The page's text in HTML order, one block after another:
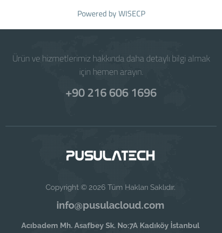
Powered byWISECP
Ürün ve hizmetlerimiz hakkında daha detaylı bilgi almak
için hemen arayın.
+90 216 606 1696
Copyright © 2026 Tüm Hakları Saklıdır.
info@pusulacloud.com
Acıbadem Mh. Asafbey Sk. No:7A Kadıköy İstanbul